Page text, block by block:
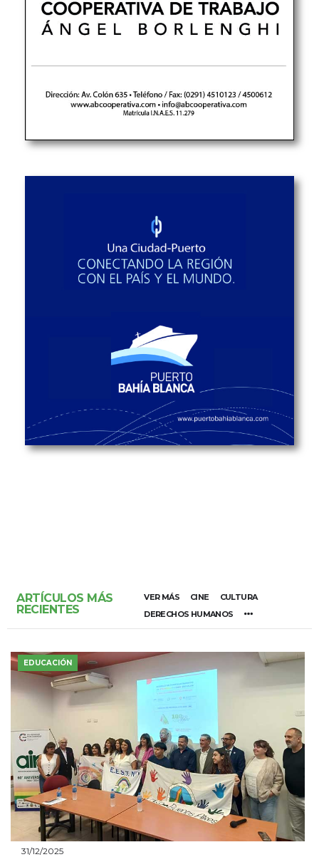
ARTÍCULOS MÁS
RECIENTES
VER MÁS CINE
CULTURA
DERECHOS HUMANOS
EDUCACIÓN
31/12/2025